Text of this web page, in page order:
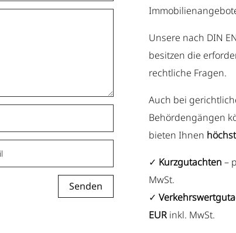
Senden
Unsere nach DIN
besitzen die
rechtliche Fragen.
Auch bei
Behördengängen
bieten Ihnen
✓ Kurzgutachten –
MwSt.
✓
EURinkl. MwSt.